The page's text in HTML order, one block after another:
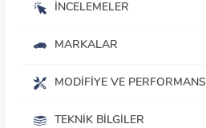
İNCELEMELER
MARKALAR
MODIFIYE VE PERFORMANS
TEKNIK BILGILER